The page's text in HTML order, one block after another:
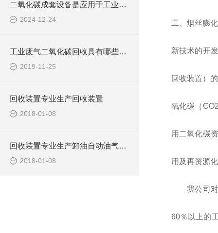
二氧化碳成套设备是应用于工业与环境领域的关键设备
2024-12-24
工业废气二氧化碳回收具有哪些用途？
2019-11-25
回收装置专业生产回收装置
2018-01-08
回收装置专业生产卸油自动油气回收装置
2018-01-08
工、烟丝膨
新技术的开
回收装置）
氧化碳（
用二氧化碳
用及再资源
我公司
60％以上的